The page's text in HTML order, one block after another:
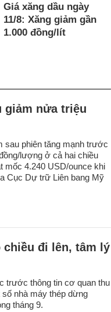
Giá xăng dầu ngày
11/8: Xăng giảm gần
1.000 đồng/lít
giảm nửa triệu
sau phiên tăng mạnh trước
lượng ở cả hai chiều
mốc 4.240 USD/ounce khi
Cục Dự trữ Liên bang Mỹ
chiều đi lên, tâm lý
trước thông tin cơ quan thu
nhà máy thép dừng
tháng 9.